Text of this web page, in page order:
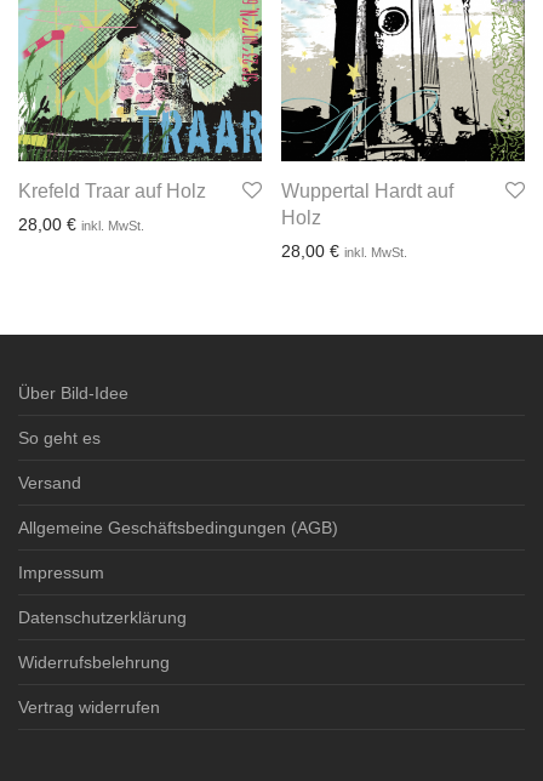
Krefeld Traar auf Holz
28,00 € inkl. MwSt.
Wuppertal Hardt auf
Holz
28,00 € inkl. MwSt.
Über Bild-Idee
So geht es
Versand
Allgemeine Geschäftsbedingungen (AGB)
Impressum
Datenschutzerklärung
Widerrufsbelehrung
Vertrag widerrufen